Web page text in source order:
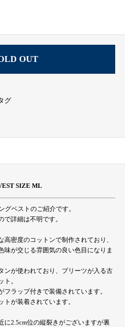
OUT
グ
SIZE ML
グベストのご紹介です。
で詳細は不明です。
密度のコットンで制作されており、
味が交じる雰囲気の良い色目になりま
ンが使われており、プリーツが入る古
ト。
ラップ付きで装備されています。
トが装着されています。
に2.5cm位の縦裂きがございますが裏